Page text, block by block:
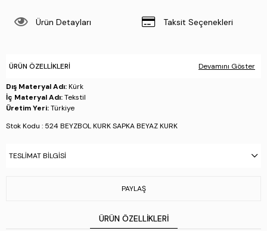
Ürün Detayları Taksit Seçenekleri
ÜRÜN ÖZELLIKLERI Devamını Göster
Dış Materyal Adı:Kürk
İç Materyal Adı:Tekstil
Üretim Yeri:Türkiye
Stok Kodu : 524 BEYZBOL KURK SAPKA BEYAZ KURK
TESLIMAT BILGISI
PAYLAŞ
ÜRÜN ÖZELLIKLERI